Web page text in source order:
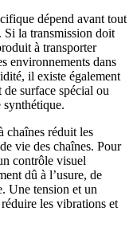
dépend avant tout
Si la transmission doit
à transporter
environnements dans
il existe également
surface spécial ou
chaînes réduit les
vie des chaînes. Pour
contrôle visuel
dû à l’usure, de
Une tension et un
les vibrations et